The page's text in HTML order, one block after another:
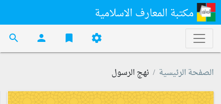
مكتبة المعارف الاسلامية
settings
bookmark
person
search
الصفحة الرئيسية نهج الرسول